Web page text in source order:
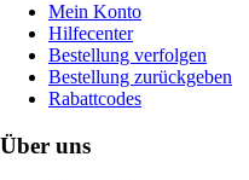
Mein Konto
Hilfecenter
Bestellung verfolgen
Bestellung zurückgeben
Rabattcodes
Über uns